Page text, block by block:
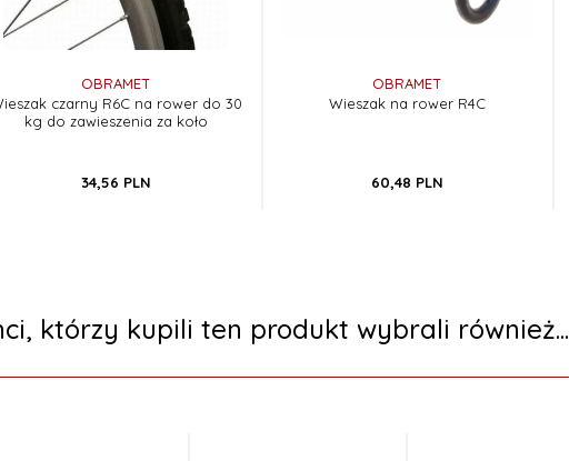
OBRAMET
czarny R6C na rower do 30
kg do zawieszenia za koło
34,56 PLN
OBRAMET
Wieszak na rower R4C
60,48 PLN
którzy kupili ten produkt wybrali również...